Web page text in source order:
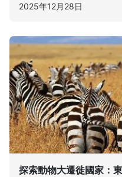
2025年12月28日
探索動物大遷徙國家：